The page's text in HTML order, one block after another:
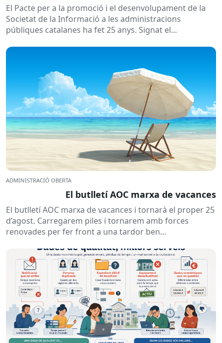
El Pacte per a la promoció i el desenvolupament de la
Societat de la Informació a les administracions
públiques catalanes ha fet 25 anys. Signat el...
ADMINISTRACIÓ OBERTA
El butlletí AOC marxa de vacances
El butlletí AOC marxa de vacances i tornarà el proper 25
d’agost. Carregarem piles i tornarem amb forces
renovades per fer front a una tardor ben...